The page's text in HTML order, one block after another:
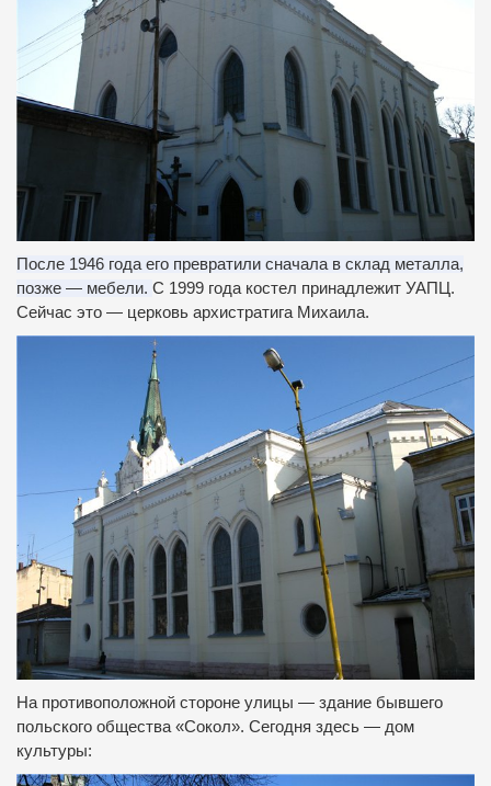
После 1946 года его превратили сначала в склад металла,
позже — мебели. С 1999 года костел принадлежит УАПЦ.
Сейчас это — церковь архистратига Михаила.
На противоположной стороне улицы — здание бывшего
польского общества «Сокол». Сегодня здесь — дом
культуры: